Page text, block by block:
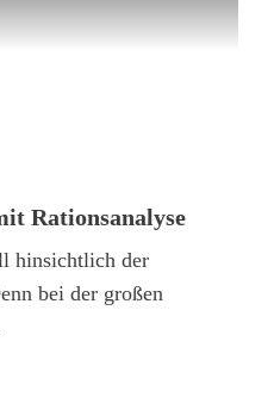
Rations­analyse
hinsichtlich der
bei der großen